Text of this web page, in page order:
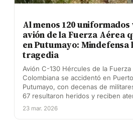
Al menos 120
avión de la Fuerza Aérea
en Putumayo: Mindefensa
tragedia
Avión C-130 Hércules de la Fuerza
Colombiana se accidentó en
Putumayo, con decenas de
67 resultaron heridos y reciben
23 mar. 2026